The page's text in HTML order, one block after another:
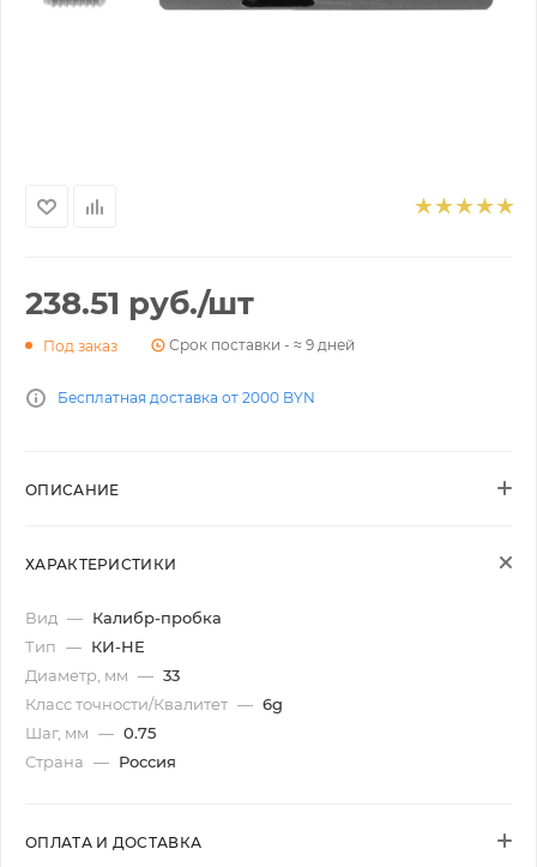
238.51 руб./шт
Под заказ Срок поставки - ≈ 9 дней
Бесплатная доставка от 2000 BYN
ОПИСАНИЕ
ХАРАКТЕРИСТИКИ
Вид — Калибр-пробка
Тип — КИ-НЕ
Диаметр, мм — 33
Класс точности/Квалитет — 6g
Шаг, мм — 0.75
Страна — Россия
ОПЛАТА И ДОСТАВКА